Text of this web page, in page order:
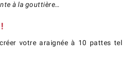
à la gouttière…
votre araignée à 10 pattes tel